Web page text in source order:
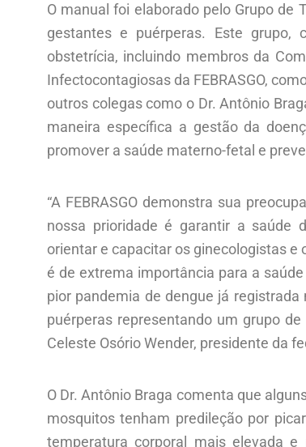
O manual foi elaborado pelo Grupo de
gestantes e puérperas. Este grupo,
obstetrícia, incluindo membros da
Infectocontagiosas da FEBRASGO,
outros colegas como o Dr. Antônio
maneira específica a gestão da
promover a saúde materno-fetal e
“A FEBRASGO demonstra sua
nossa prioridade é garantir a saúde
orientar e capacitar os ginecologistas
é de extrema importância para a
pior pandemia de dengue já
puérperas representando um grupo
Celeste Osório Wender, presidente da
O Dr. Antônio Braga comenta que
mosquitos tenham predileção por
temperatura corporal mais elevada